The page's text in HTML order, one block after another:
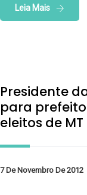
Leia Mais
Presidente
para
eleitos de MT
7 De Novembro De 2012